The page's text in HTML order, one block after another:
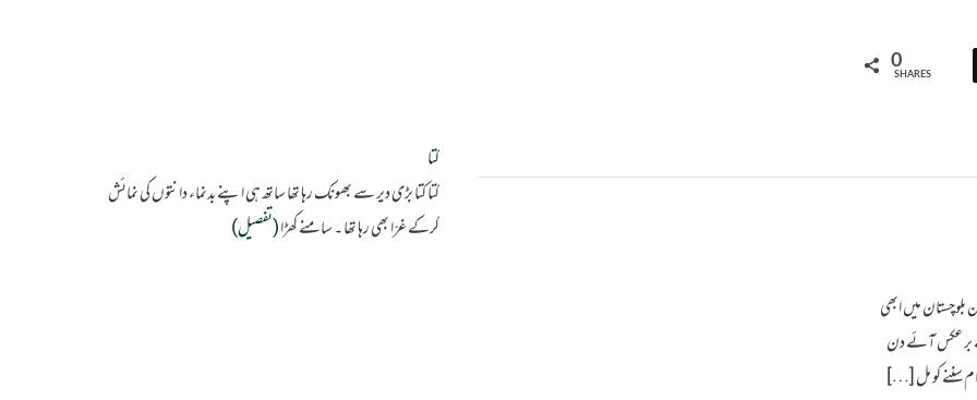
0
SHARES
میں ابھی
برعکس آئے دن
سننے کو مل […]
کتا
کتا کتا بڑی دیر سے بھونک رہا تھا ساتھ ہی اپنے بدنماء دانتوں کی نمائش
کرکے غرّا بھی رہا تھا ۔ سامنے کھڑا(تفصیل)